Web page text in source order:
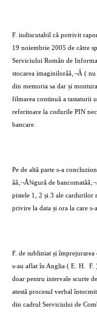
F. indiscutabil că potrivit
19 noiembrie 2005 de către
Serviciului Român de
stocarea imaginilorââ‚¬Â (
din memoria sa dar și
filmarea continuă a tastaturii
referitoare la codurile PIN
bancare.
Pe de altă parte s-a
ââ‚¬Å¾gură de
pistele 1, 2 și 3 ale cardurilor
privire la data și ora la care s-a
F. de subliniat și
s-au aflat în Anglia ( E. H.
F.
doar pentru intervale scurte
atestă procesul verbal
din cadrul Serviciului de